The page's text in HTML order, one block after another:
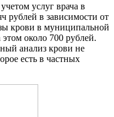
услуг врача в
рублей в зависимости от
крови в муниципальной
около 700 рублей.
анализ крови не
есть в частных